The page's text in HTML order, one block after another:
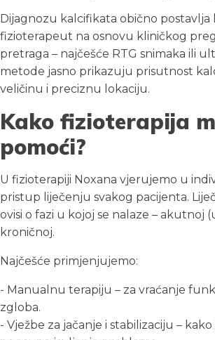
Dijagnozu kalcifikata obično postavlja
fizioterapeut na osnovu kliničkog
pretraga – najčešće RTG snimaka ili
metode jasno prikazuju prisutnost
veličinu i preciznu lokaciju.
Kako fizioterapija
pomoći?
U fizioterapiji Noxana vjerujemo u
pristup liječenju svakog pacijenta.
ovisi o fazi u kojoj se nalaze – akutnoj
kroničnoj.
Najčešće primjenjujemo:
- Manualnu terapiju – za vraćanje
zgloba.
- Vježbe za jačanje i stabilizaciju –